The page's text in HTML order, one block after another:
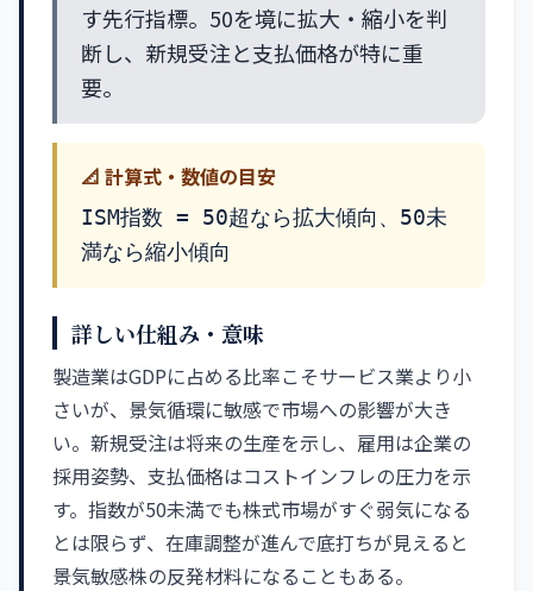
す先行指標。50を境に拡大・縮小を判
断し、新規受注と支払価格が特に重
要。
📐 計算式・数値の目安
ISM指数 = 50超なら拡大傾向、50未
満なら縮小傾向
詳しい仕組み・意味
製造業はGDPに占める比率こそサービス業より小
さいが、景気循環に敏感で市場への影響が大き
い。新規受注は将来の生産を示し、雇用は企業の
採用姿勢、支払価格はコストインフレの圧力を示
す。指数が50未満でも株式市場がすぐ弱気になる
とは限らず、在庫調整が進んで底打ちが見えると
景気敏感株の反発材料になることもある。